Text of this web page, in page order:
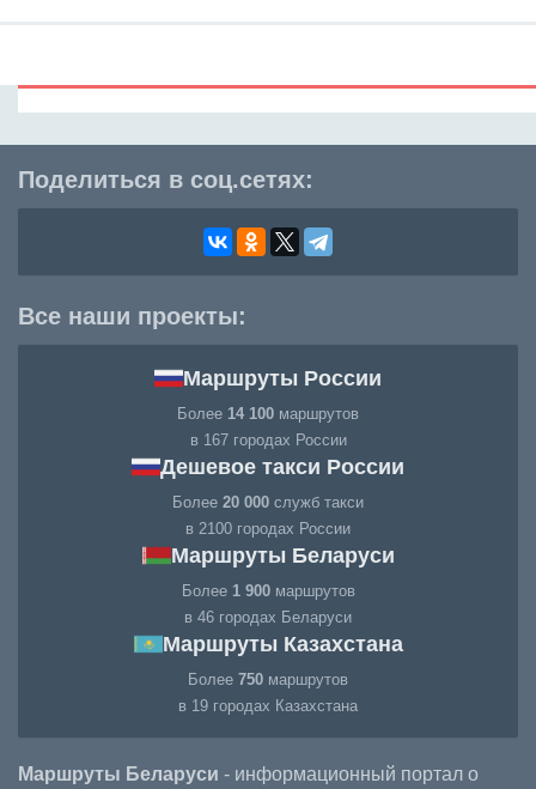
Поделиться в соц.сетях:
Все наши проекты:
Маршруты России
Более 14 100 маршрутов
в 167 городах России
Дешевое такси России
Более 20 000 служб такси
в 2100 городах России
Маршруты Беларуси
Более 1 900маршрутов
в 46 городах Беларуси
Маршруты Казахстана
Более 750 маршрутов
в 19 городах Казахстана
Маршруты Беларуси - информационный портал о